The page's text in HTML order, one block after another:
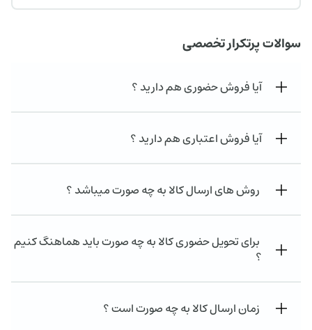
سوالات پرتکرار تخصصی
آیا فروش حضوری هم دارید ؟
آیا فروش اعتباری هم دارید ؟
روش های ارسال کالا به چه صورت میباشد ؟
برای تحویل حضوری کالا به چه صورت باید هماهنگ کنیم
؟
زمان ارسال کالا به چه صورت است ؟